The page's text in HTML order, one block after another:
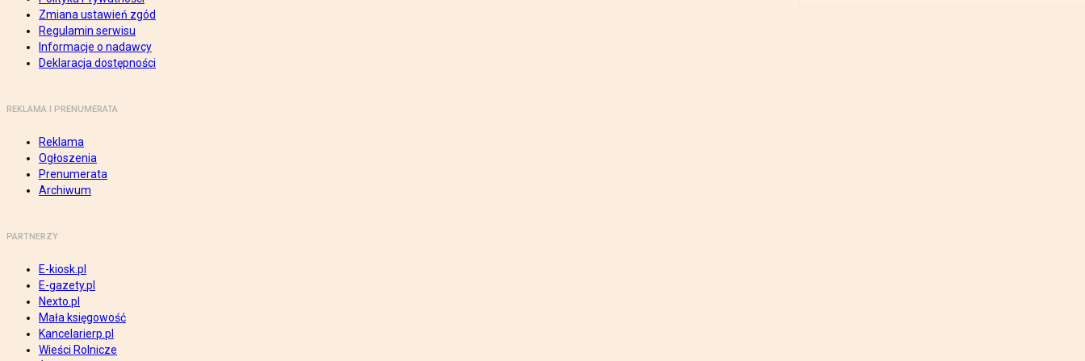
Zmiana ustawień zgód
Regulamin serwisu
Informacje o nadawcy
Deklaracja dostępności
REKLAMA I PRENUMERATA
Reklama
Ogłoszenia
Prenumerata
Archiwum
PARTNERZY
E-kiosk.pl
E-gazety.pl
Nexto.pl
Mała księgowość
Kancelarierp.pl
Wieści Rolnicze